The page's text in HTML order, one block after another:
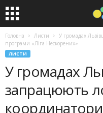
Головна Листи
У громадах
програми «Ліга Нескорених»
ЛИСТИ
У громадах
запрацюють